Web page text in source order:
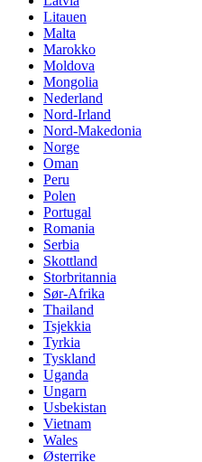
Litauen
Malta
Marokko
Moldova
Mongolia
Nederland
Nord-Irland
Nord-Makedonia
Norge
Oman
Peru
Polen
Portugal
Romania
Serbia
Skottland
Storbritannia
Sør-Afrika
Thailand
Tsjekkia
Tyrkia
Tyskland
Uganda
Ungarn
Usbekistan
Vietnam
Wales
Østerrike